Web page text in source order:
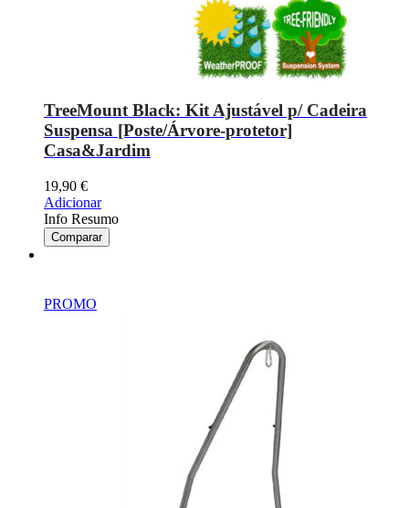
TreeMount Black: Kit Ajustável p/ Cadeira
Suspensa [Poste/Árvore-protetor]
Casa&Jardim
19,90 €
Adicionar
Info Resumo
Comparar
PROMO